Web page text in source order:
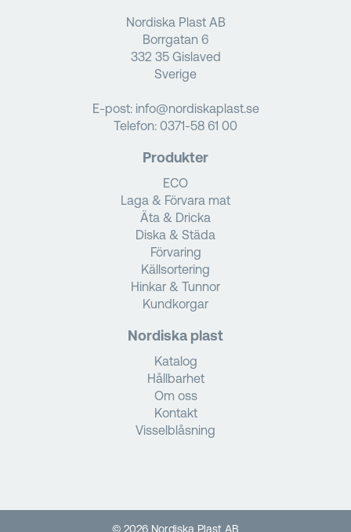
Nordiska Plast AB
Borrgatan 6
332 35 Gislaved
Sverige
E-post: info@nordiskaplast.se
Telefon: 0371-58 61 00
Produkter
ECO
Laga & Förvara mat
Äta & Dricka
Diska & Städa
Förvaring
Källsortering
Hinkar & Tunnor
Kundkorgar
Nordiska plast
Katalog
Hållbarhet
Om oss
Kontakt
Visselblåsning
© 2026 Nordiska Plast AB